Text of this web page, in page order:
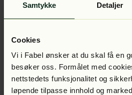
Samtykke Detaljer
Cookies
Vi i Fabel ønsker at du skal få en
besøker oss. Formålet med
nettstedets funksjonalitet og
løpende tilpasse innhold og